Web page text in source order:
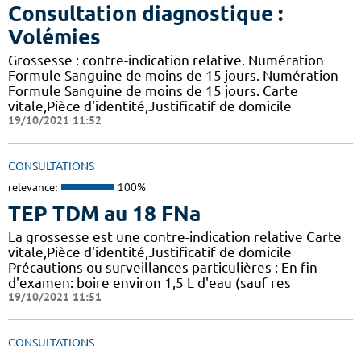
Consultation diagnostique :
Volémies
Grossesse : contre-indication relative. Numération
Formule Sanguine de moins de 15 jours. Numération
Formule Sanguine de moins de 15 jours. Carte
vitale,Pièce d'identité,Justificatif de domicile
19/10/2021 11:52
CONSULTATIONS
relevance: 100%
TEP TDM au 18 FNa
La grossesse est une contre-indication relative Carte
vitale,Pièce d'identité,Justificatif de domicile
Précautions ou surveillances particulières : En fin
d'examen: boire environ 1,5 L d'eau (sauf res
19/10/2021 11:51
CONSULTATIONS